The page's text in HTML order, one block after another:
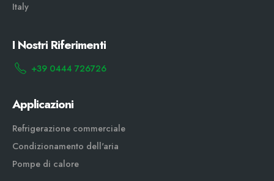
Italy
I Nostri Riferimenti
+39 0444 726726
Applicazioni
Refrigerazione commerciale
Condizionamento dell'aria
Pompe di calore